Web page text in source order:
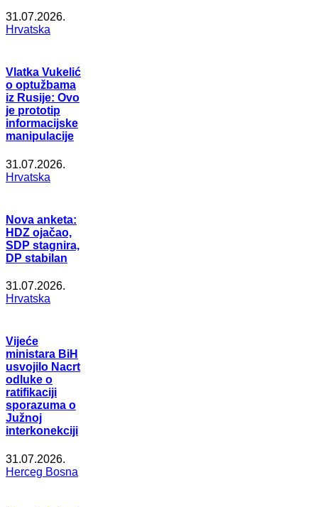
31.07.2026.
Hrvatska
Vlatka Vukelić
o optužbama
iz Rusije: Ovo
je prototip
informacijske
manipulacije
31.07.2026.
Hrvatska
Nova anketa:
HDZ ojačao,
SDP stagnira,
DP stabilan
31.07.2026.
Hrvatska
Vijeće
ministara BiH
usvojilo Nacrt
odluke o
ratifikaciji
sporazuma o
Južnoj
interkonekciji
31.07.2026.
Herceg Bosna